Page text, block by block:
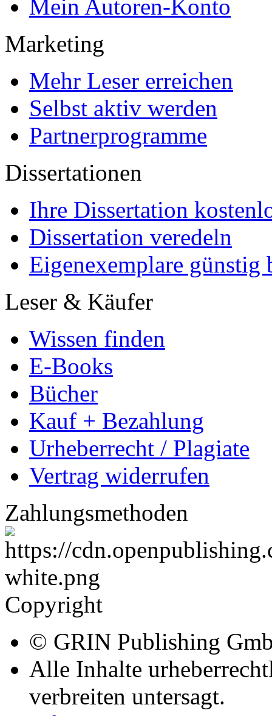
Mein Autoren-Konto
Marketing
Mehr Leser erreichen
Selbst aktiv werden
Partnerprogramme
Dissertationen
Ihre Dissertation
Dissertation veredeln
Eigenexemplare günstig
Leser & Käufer
Wissen finden
E-Books
Bücher
Kauf + Bezahlung
Urheberrecht / Plagiate
Vertrag widerrufen
Zahlungsmethoden
Copyright
© GRIN Publishing
Alle Inhalte
verbreiten untersagt.